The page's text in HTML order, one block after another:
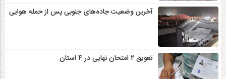
آخرین وضعیت جاده‌های جنوبی پس از حمله هوایی
تعویق ۲ امتحان نهایی در ۴ استان